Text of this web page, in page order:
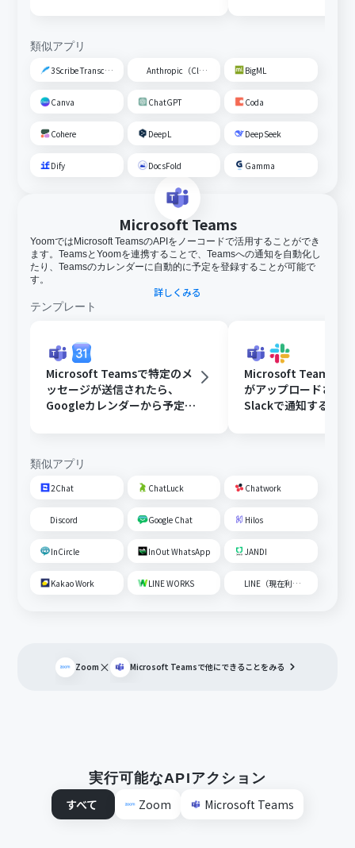
類似アプリ
3Scribe Transcription Anthropic（Claude） BigML
Canva ChatGPT Coda
Cohere DeepL DeepSeek
Dify DocsFold Gamma
Microsoft Teams
YoomではMicrosoft TeamsのAPIをノーコードで活用することができ
ます。TeamsとYoomを連携することで、Teamsへの通知を自動化し
たり、Teamsのカレンダーに自動的に予定を登録することが可能で
す。
詳しくみる
テンプレート
Microsoft Teamsで特定のメ
ッセージが送信されたら、
Googleカレンダーから予定を
Microsoft Teamsに
がアップロードされ
Slackで通知する
類似アプリ
2Chat ChatLuck Chatwork
Discord Google Chat Hilos
InCircle InOut WhatsApp JANDI
Kakao Work LINE WORKS LINE（現在利用不可）
Zoom × Microsoft Teamsで他にできることをみる
実行可能なAPIアクション
すべて
Zoom Microsoft Teams